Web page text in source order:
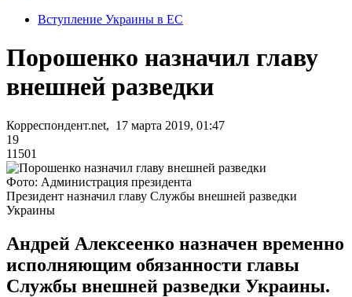
Вступление Украины в ЕС
Порошенко назначил главу
внешней разведки
Корреспондент.net, 17 марта 2019, 01:47
19
11501
Фото: Администрация президента
Президент назначил главу Службы внешней разведки
Украины
Андрей Алексеенко назначен временно
исполняющим обязанности главы
Службы внешней разведки Украины.